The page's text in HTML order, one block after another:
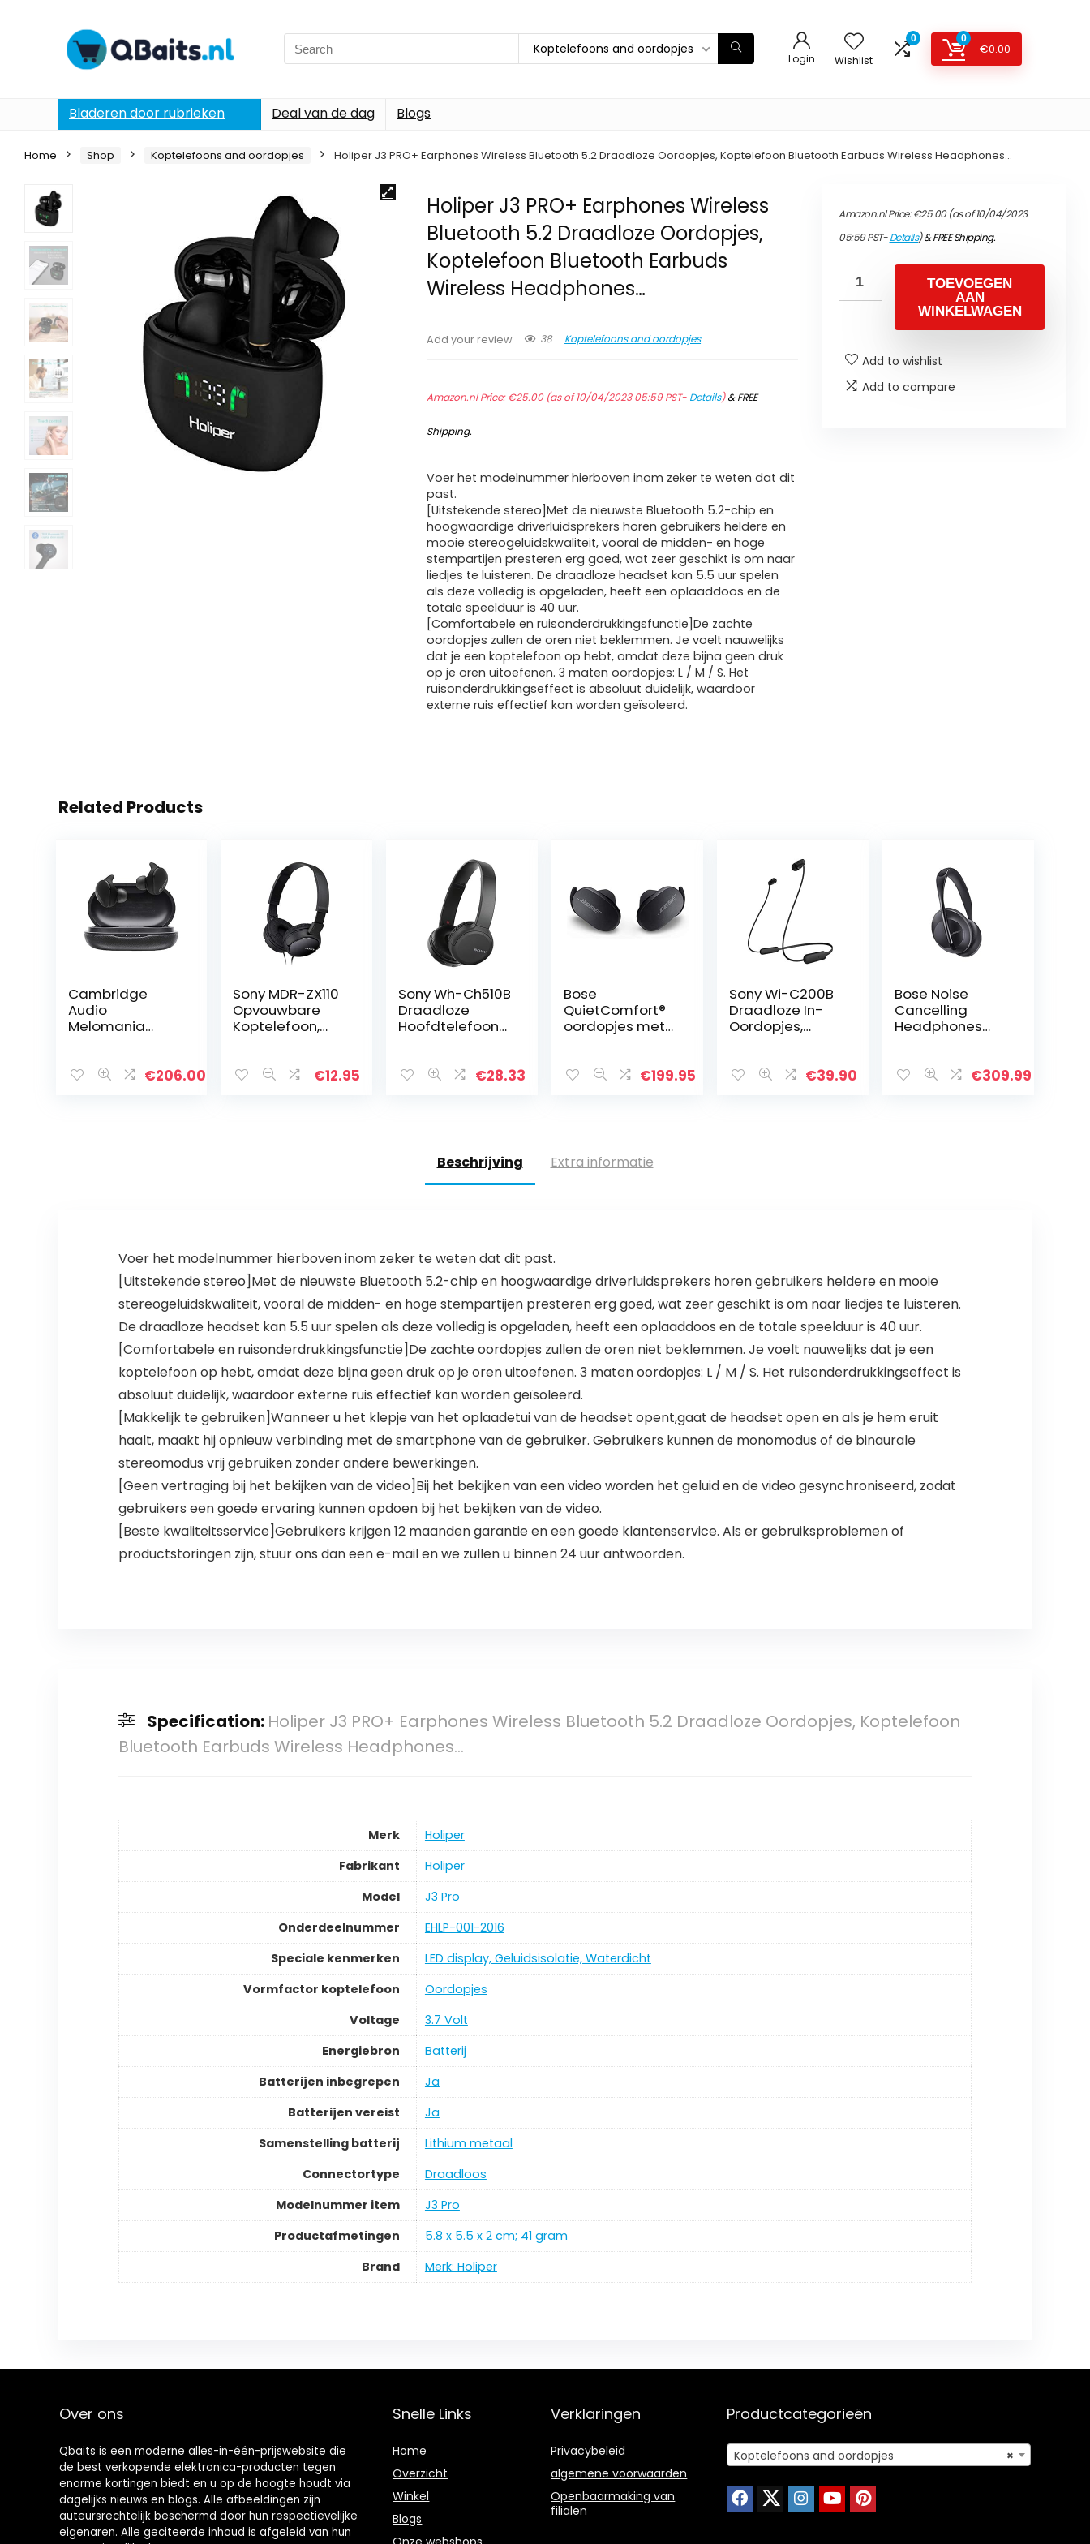
Search
for:
Koptelefoons and oordopjes
Login Wishlist
0 0
€0.00
Bladeren door rubrieken Deal van de dag Blogs
Home Shop Koptelefoons and oordopjes Holiper J3 PRO+ Earphones Wireless Bluetooth 5.2 Draadloze Oordopjes, Koptelefoon Bluetooth Earbuds Wireless Headphones…
Holiper J3 PRO+ Earphones Wireless
Bluetooth 5.2 Draadloze Oordopjes,
Koptelefoon Bluetooth Earbuds
Wireless Headphones…
Add your review 38 Koptelefoons and oordopjes
Amazon.nl Price:€25.00(as of 10/04/2023 05:59 PST- Details)&FREE
Shipping.
Voer het modelnummer hierboven inom zeker te weten dat dit
past.
[Uitstekende stereo]Met de nieuwste Bluetooth 5.2-chip en
hoogwaardige driverluidsprekers horen gebruikers heldere en
mooie stereogeluidskwaliteit, vooral de midden- en hoge
stempartijen presteren erg goed, wat zeer geschikt is om naar
liedjes te luisteren. De draadloze headset kan 5.5 uur spelen
als deze volledig is opgeladen, heeft een oplaaddoos en de
totale speelduur is 40 uur.
[Comfortabele en ruisonderdrukkingsfunctie]De zachte
oordopjes zullen de oren niet beklemmen. Je voelt nauwelijks
dat je een koptelefoon op hebt, omdat deze bijna geen druk
op je oren uitoefenen. 3 maten oordopjes: L / M / S. Het
ruisonderdrukkingseffect is absoluut duidelijk, waardoor
externe ruis effectief kan worden geïsoleerd.
Amazon.nl Price:€25.00(as of 10/04/2023
05:59 PST-Details)&FREE Shipping.
TOEVOEGEN
AAN
WINKELWAGEN
Add to wishlist
Add to compare
Related Products
Cambridge
Audio
Melomania
Oordopjes – 50
€206.00
Sony MDR-ZX110
Opvouwbare
Koptelefoon,
mm Driver,
€12.95
Sony Wh-Ch510B
Draadloze
Hoofdtelefoon
quick charge, tot
€28.33
Bose
QuietComfort®
oordopjes met
draadloze €199.95
Sony Wi-C200B
Draadloze In-
Oordopjes,
Magnetische
€39.90
Bose Noise
Cancelling
Headphones
Bluetooth- €309.99
Beschrijving Extra informatie
Voer het modelnummer hierboven inom zeker te weten dat dit past.
[Uitstekende stereo]Met de nieuwste Bluetooth 5.2-chip en hoogwaardige driverluidsprekers horen gebruikers heldere en mooie
stereogeluidskwaliteit, vooral de midden- en hoge stempartijen presteren erg goed, wat zeer geschikt is om naar liedjes te luisteren.
De draadloze headset kan 5.5 uur spelen als deze volledig is opgeladen, heeft een oplaaddoos en de totale speelduur is 40 uur.
[Comfortabele en ruisonderdrukkingsfunctie]De zachte oordopjes zullen de oren niet beklemmen. Je voelt nauwelijks dat je een
koptelefoon op hebt, omdat deze bijna geen druk op je oren uitoefenen. 3 maten oordopjes: L / M / S. Het ruisonderdrukkingseffect is
absoluut duidelijk, waardoor externe ruis effectief kan worden geïsoleerd.
[Makkelijk te gebruiken]Wanneer u het klepje van het oplaadetui van de headset opent,gaat de headset open en als je hem eruit
haalt, maakt hij opnieuw verbinding met de smartphone van de gebruiker. Gebruikers kunnen de monomodus of de binaurale
stereomodus vrij gebruiken zonder andere bewerkingen.
[Geen vertraging bij het bekijken van de video]Bij het bekijken van een video worden het geluid en de video gesynchroniseerd, zodat
gebruikers een goede ervaring kunnen opdoen bij het bekijken van de video.
[Beste kwaliteitsservice]Gebruikers krijgen 12 maanden garantie en een goede klantenservice. Als er gebruiksproblemen of
productstoringen zijn, stuur ons dan een e-mail en we zullen u binnen 24 uur antwoorden.
Specification: Holiper J3 PRO+ Earphones Wireless Bluetooth 5.2 Draadloze Oordopjes, Koptelefoon
Bluetooth Earbuds Wireless Headphones…
Merk
Holiper
Fabrikant
Holiper
Model
J3 Pro
Onderdeelnummer
EHLP-001-2016
Speciale kenmerken
LED display, Geluidsisolatie, Waterdicht
Vormfactor koptelefoon
Oordopjes
Voltage
3.7 Volt
Energiebron
Batterij
Batterijen inbegrepen
Ja
Batterijen vereist
Ja
Samenstelling batterij
Lithium metaal
Connectortype
Draadloos
Modelnummer item
J3 Pro
Productafmetingen
5.8 x 5.5 x 2 cm; 41 gram
Brand
Merk: Holiper
Over ons
Qbaits is een moderne alles-in-één-prijswebsite die
de best verkopende elektronica-producten tegen
enorme kortingen biedt en u op de hoogte houdt via
dagelijks nieuws en blogs. Alle afbeeldingen zijn
auteursrechtelijk beschermd door hun respectievelijke
eigenaren. Alle geciteerde inhoud is afgeleid van hun
Snelle Links
Home
Overzicht
Winkel
Blogs
Verklaringen
Privacybeleid
algemene voorwaarden
Openbaarmaking van
filialen
Productcategorieën
×
Koptelefoons and oordopjes